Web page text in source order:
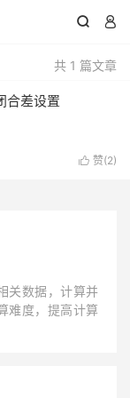
 
共 1 篇文章
合差设置
 赞(2)
关数据，计算并
难度，提高计算